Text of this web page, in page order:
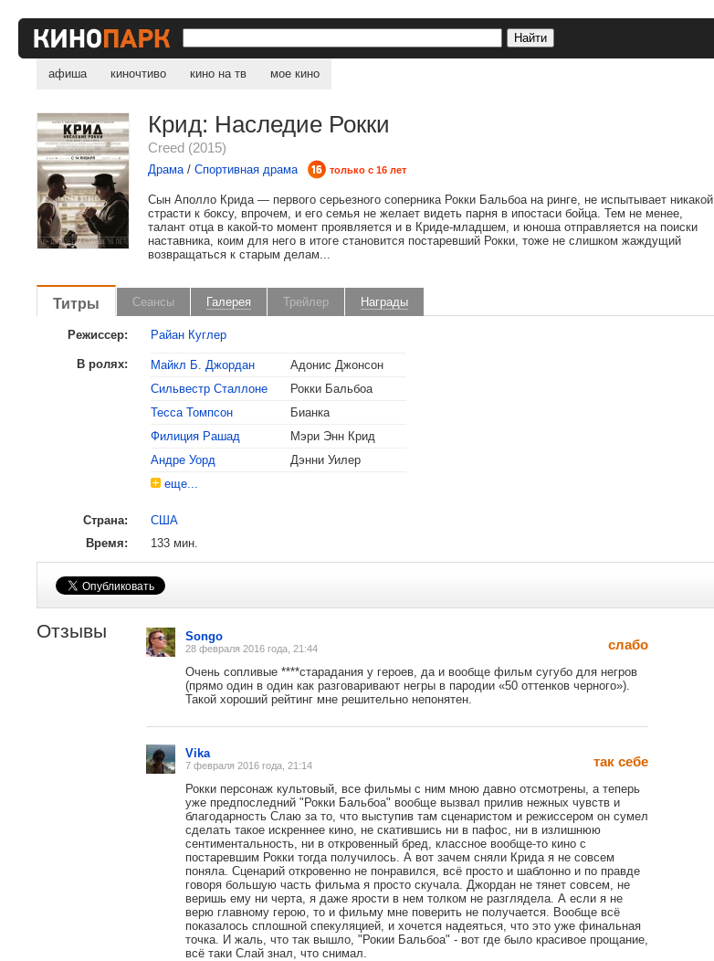
афиша киночтиво кино на тв мое кино
Крид: Наследие Рокки
Creed (2015)
Драма/Спортивная драма только с 16 лет
Сын Аполло Крида — первого серьезного соперника Рокки Бальбоа на ринге, не испытывает никакой
страсти к боксу, впрочем, и его семья не желает видеть парня в ипостаси бойца. Тем не менее,
талант отца в какой-то момент проявляется и в Криде-младшем, и юноша отправляется на поиски
наставника, коим для него в итоге становится постаревший Рокки, тоже не слишком жаждущий
возвращаться к старым делам...
Титры Сеансы Галерея Трейлер Награды
Режиссер: Райан Куглер
В ролях: Майкл Б. Джордан
Адонис Джонсон
Сильвестр Сталлоне
Рокки Бальбоа
Тесса Томпсон
Бианка
Филиция Рашад
Мэри Энн Крид
Андре Уорд
Дэнни Уилер
еще...
Страна:
США
Время:
133 мин.
Оскар
Золотой глобус
Отзывы
слабо
Songo
28 февраля 2016 года, 21:44
Очень сопливые ****старадания у героев, да и вообще фильм сугубо для негров
(прямо один в один как разговаривают негры в пародии «50 оттенков черного»).
Такой хороший рейтинг мне решительно непонятен.
так себе
Vika
7 февраля 2016 года, 21:14
Рокки персонаж культовый, все фильмы с ним мною давно отсмотрены, а теперь
уже предпоследний "Рокки Бальбоа" вообще вызвал прилив нежных чувств и
благодарность Слаю за то, что выступив там сценаристом и режиссером он сумел
сделать такое искреннее кино, не скатившись ни в пафос, ни в излишнюю
сентиментальность, ни в откровенный бред, классное вообще-то кино с
постаревшим Рокки тогда получилось. А вот зачем сняли Крида я не совсем
поняла. Сценарий откровенно не понравился, всё просто и шаблонно и по правде
говоря большую часть фильма я просто скучала. Джордан не тянет совсем, не
веришь ему ни черта, я даже ярости в нем толком не разглядела. А если я не
верю главному герою, то и фильму мне поверить не получается. Вообще всё
показалось сплошной спекуляцией, и хочется надеяться, что это уже финальная
точка. И жаль, что так вышло, "Рокии Бальбоа" - вот где было красивое прощание,
всё таки Слай знал, что снимал.